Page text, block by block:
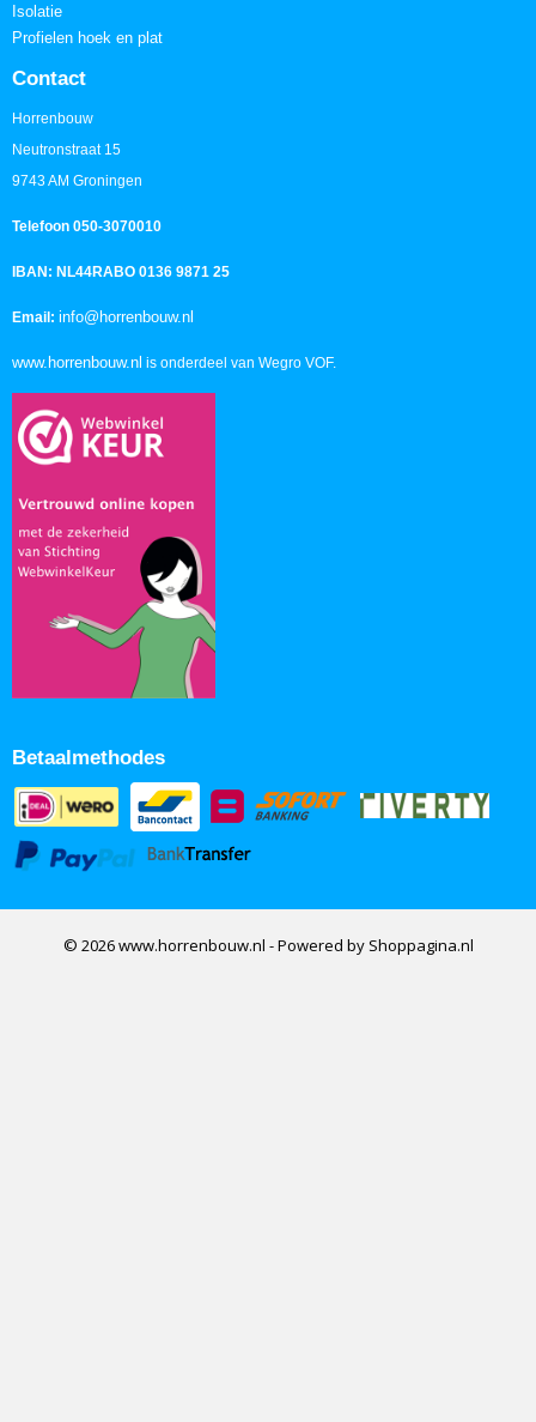
Isolatie
Profielen hoek en plat
Contact
Horrenbouw
Neutronstraat 15
9743 AM Groningen
Telefoon 050-3070010
IBAN: NL44RABO 0136 9871 25
Email: info@horrenbouw.nl
www.horrenbouw.nl is onderdeel van Wegro VOF.
Betaalmethodes
© 2026 www.horrenbouw.nl - Powered by Shoppagina.nl